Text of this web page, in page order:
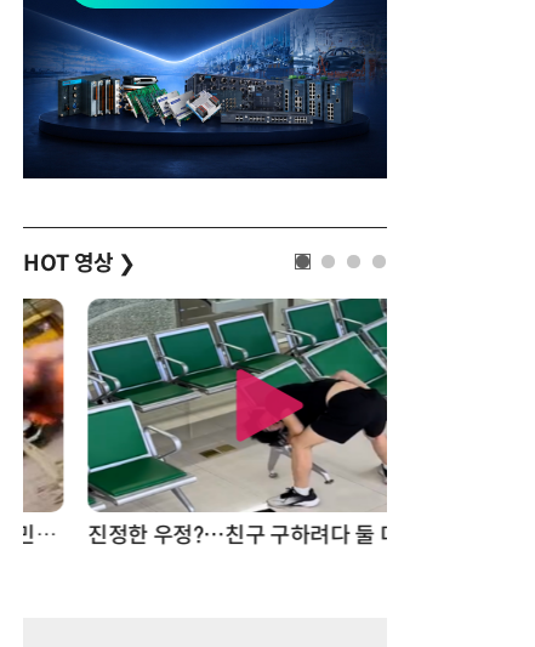
HOT 영상 ❯
진정한 우정?…친구 구하려다 둘 다 의자 틈에 목이 낀 순간